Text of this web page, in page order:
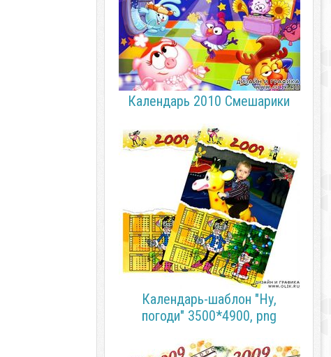
Календарь 2010 Смешарики
Календарь-шаблон "Ну,
погоди" 3500*4900, png